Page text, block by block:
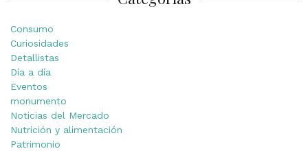
Consumo
Curiosidades
Detallistas
Día a día
Eventos
monumento
Noticias del Mercado
Nutrición y alimentación
Patrimonio